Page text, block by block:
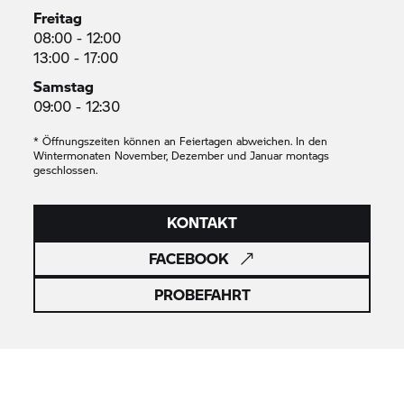
Freitag
08:00 - 12:00
13:00 - 17:00
Samstag
09:00 - 12:30
* Öffnungszeiten können an Feiertagen abweichen. In den
Wintermonaten November, Dezember und Januar montags
geschlossen.
KONTAKT
FACEBOOK
PROBEFAHRT